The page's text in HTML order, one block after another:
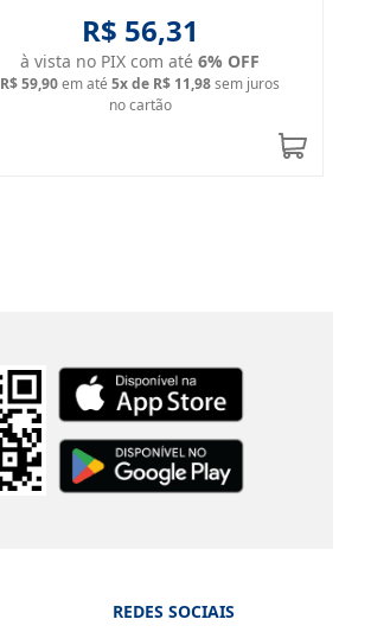
R$ 56,31
à vista no PIX com até 6% OFF
R$ 59,90em até 5x de R$ 11,98sem juros
no cartão
REDES SOCIAIS